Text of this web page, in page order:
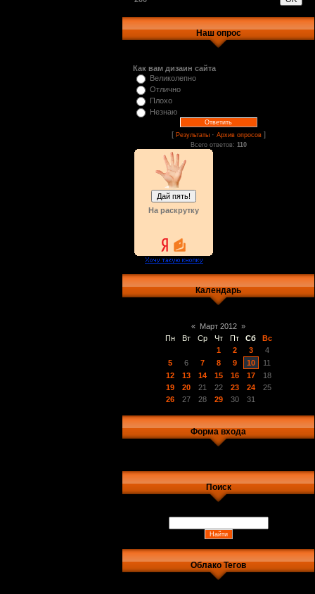
Наш опрос
Как вам дизаин сайта
Великолепно
Отлично
Плохо
Незнаю
[ Результаты· Архив опросов]
Всего ответов: 110
На раскрутку
Календарь
« Март 2012 »
Пн
Вт Ср Чт Пт Сб
Вс
1
2 3
4
5
6 7 8 9 10
11
12
13 14 15 16 17
18
19
20 21 22 23 24
25
26
27 28 29 30 31
Форма входа
Поиск
Облако Тегов